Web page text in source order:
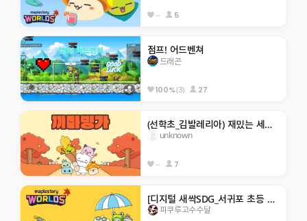
-- 5
점프! 어드벤쳐
드래곤
100%(3) 27
(선학초_김발레리아) 재밌는 세계 여행 체험
unknown
-- 7
[디지털 새싹SDG_서귀포 초등 4기]히든 서귀포 아무도 못깨는 점프맵
피쿠루고수수달